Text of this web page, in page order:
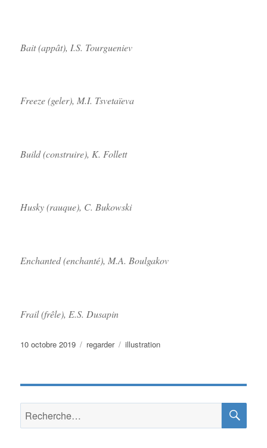
Bait (appât), I.S. Tourgueniev
Freeze (geler), M.I. Tsvetaïeva
Build (construire), K. Follett
Husky (rauque), C. Bukowski
Enchanted (enchanté), M.A. Boulgakov
Frail (frêle), E.S. Dusapin
Publié
10 octobre 2019 Catégories
regarder Étiquettes
illustration
Recherche
pour :